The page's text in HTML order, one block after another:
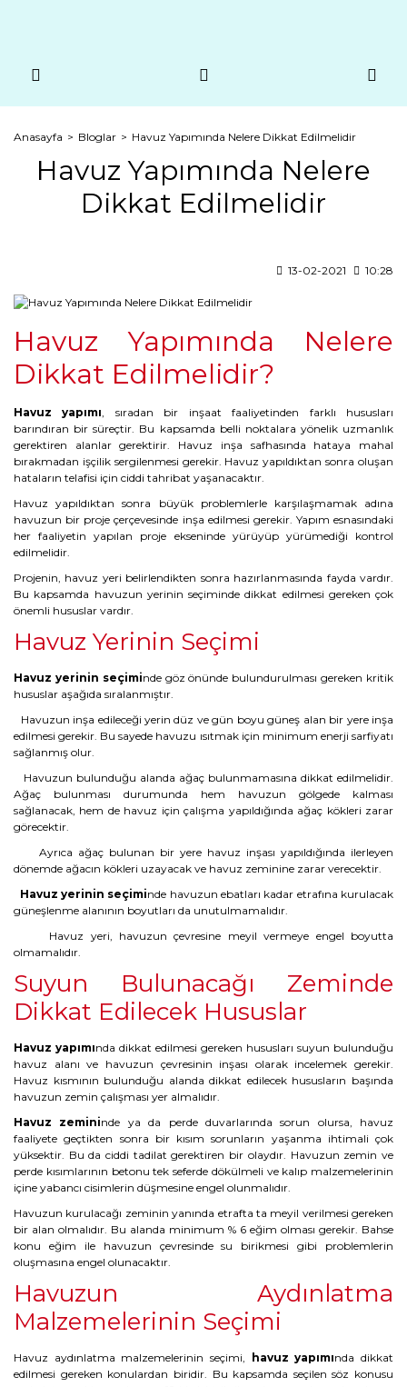
Anasayfa Bloglar Havuz Yapımında Nelere Dikkat Edilmelidir
Havuz Yapımında Nelere
Dikkat Edilmelidir
13-02-2021 10:28
Havuz Yapımında Nelere
Dikkat Edilmelidir?
Havuz yapımı , sıradan bir inşaat faaliyetinden farklı hususları
barındıran bir süreçtir. Bu kapsamda belli noktalara yönelik uzmanlık
gerektiren alanlar gerektirir. Havuz inşa safhasında hataya mahal
bırakmadan işçilik sergilenmesi gerekir. Havuz yapıldıktan sonra oluşan
hataların telafisi için ciddi tahribat yaşanacaktır.
Havuz yapıldıktan sonra büyük problemlerle karşılaşmamak adına
havuzun bir proje çerçevesinde inşa edilmesi gerekir. Yapım esnasındaki
her faaliyetin yapılan proje ekseninde yürüyüp yürümediği kontrol
edilmelidir.
Projenin, havuz yeri belirlendikten sonra hazırlanmasında fayda vardır.
Bu kapsamda havuzun yerinin seçiminde dikkat edilmesi gereken çok
önemli hususlar vardır.
Havuz Yerinin Seçimi
Havuz yerinin seçiminde göz önünde bulundurulması gereken kritik
hususlar aşağıda sıralanmıştır.
Havuzun inşa edileceği yerin düz ve gün boyu güneş alan bir yere inşa
edilmesi gerekir. Bu sayede havuzu ısıtmak için minimum enerji sarfiyatı
sağlanmış olur.
Havuzun bulunduğu alanda ağaç bulunmamasına dikkat edilmelidir.
Ağaç bulunması durumunda hem havuzun gölgede kalması
sağlanacak, hem de havuz için çalışma yapıldığında ağaç kökleri zarar
görecektir.
Ayrıca ağaç bulunan bir yere havuz inşası yapıldığında ilerleyen
dönemde ağacın kökleri uzayacak ve havuz zeminine zarar verecektir.
Havuz yerinin seçiminde havuzun ebatları kadar etrafına kurulacak
güneşlenme alanının boyutları da unutulmamalıdır.
Havuz yeri, havuzun çevresine meyil vermeye engel boyutta
olmamalıdır.
Suyun Bulunacağı Zeminde
Dikkat Edilecek Hususlar
Havuz yapımında dikkat edilmesi gereken hususları suyun bulunduğu
havuz alanı ve havuzun çevresinin inşası olarak incelemek gerekir.
Havuz kısmının bulunduğu alanda dikkat edilecek hususların başında
havuzun zemin çalışması yer almalıdır.
Havuz zemininde ya da perde duvarlarında sorun olursa, havuz
faaliyete geçtikten sonra bir kısım sorunların yaşanma ihtimali çok
yüksektir. Bu da ciddi tadilat gerektiren bir olaydır. Havuzun zemin ve
perde kısımlarının betonu tek seferde dökülmeli ve kalıp malzemelerinin
içine yabancı cisimlerin düşmesine engel olunmalıdır.
Havuzun kurulacağı zeminin yanında etrafta ta meyil verilmesi gereken
bir alan olmalıdır. Bu alanda minimum % 6 eğim olması gerekir. Bahse
konu eğim ile havuzun çevresinde su birikmesi gibi problemlerin
oluşmasına engel olunacaktır.
Havuzun Aydınlatma
Malzemelerinin Seçimi
Havuz aydınlatma malzemelerinin seçimi, havuz yapımında dikkat
edilmesi gereken konulardan biridir. Bu kapsamda seçilen söz konusu